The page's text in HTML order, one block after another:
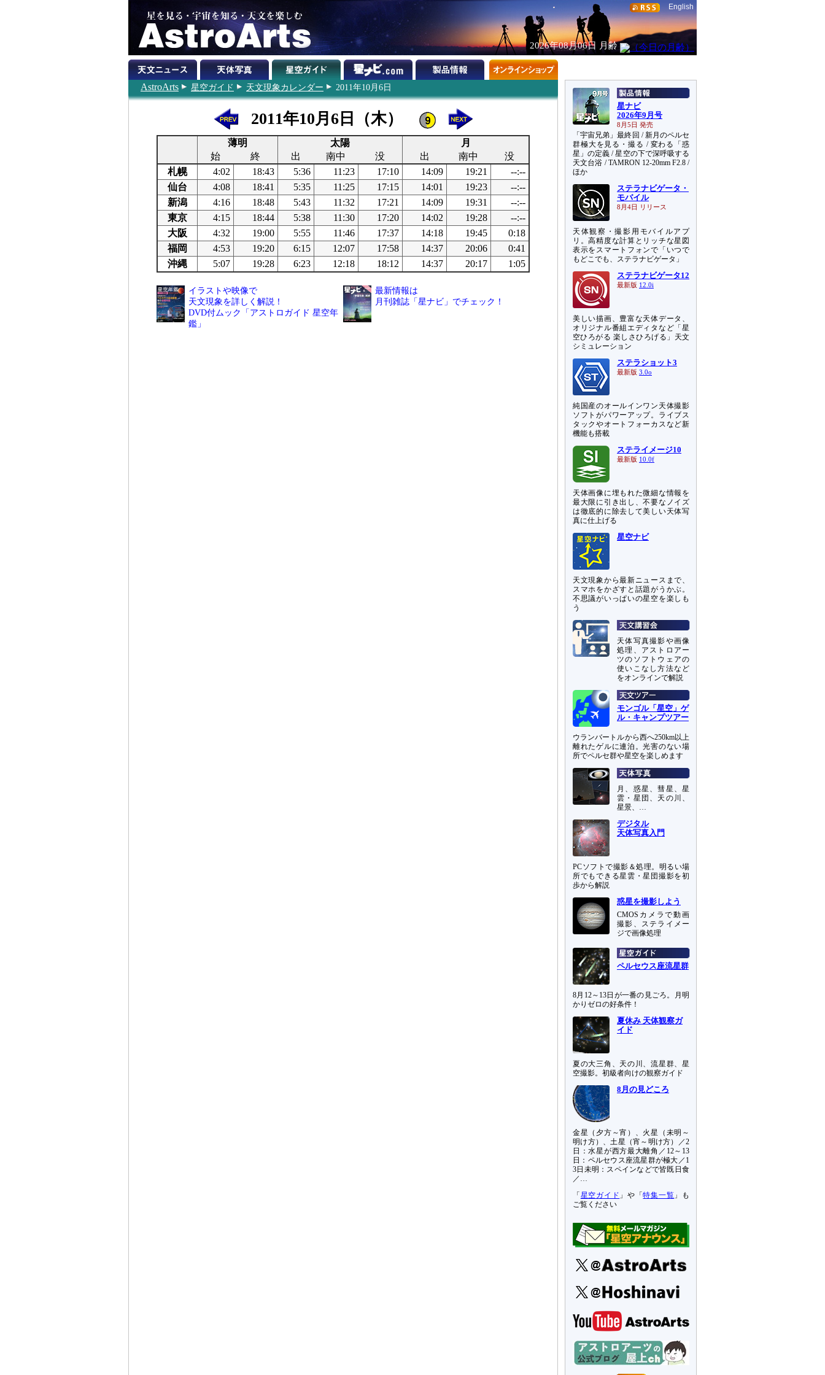
English
2026年08月06日 月齢
AstroArts 星空ガイド 天文現象カレンダー 2011年10月6日
2011年10月6日（木）
薄明 太陽
月
始
終 出 南中 没 出 南中
没
札幌
4:02 18:43 5:36 11:23 17:10 14:09 19:21
--:--
仙台
4:08 18:41 5:35 11:25 17:15 14:01 19:23
--:--
新潟
4:16 18:48 5:43 11:32 17:21 14:09 19:31
--:--
東京
4:15 18:44 5:38 11:30 17:20 14:02 19:28
--:--
大阪
4:32 19:00 5:55 11:46 17:37 14:18 19:45
0:18
福岡
4:53 19:20 6:15 12:07 17:58 14:37 20:06
0:41
沖縄
5:07 19:28 6:23 12:18 18:12 14:37 20:17 1:05
イラストや映像で
天文現象を詳しく解説！
DVD付ムック「アストロガイド 星空年
鑑」
最新情報は
月刊雑誌「星ナビ」でチェック！
星ナビ
2026年9月号
8月5日 発売
「宇宙兄弟」最終回 / 新月のペルセ
群極大を見る・撮る / 変わる「惑
星」の定義 / 星空の下で深呼吸する
天文台浴 / TAMRON 12-20mm F2.8 /
ほか
ステラナビゲータ・
モバイル
8月4日 リリース
天体観察・撮影用モバイルアプ
リ。高精度な計算とリッチな星図
表示をスマートフォンで「いつで
もどこでも、ステラナビゲータ」
ステラナビゲータ12
最新版 12.0i
美しい描画、豊富な天体データ、
オリジナル番組エディタなど「星
空ひろがる 楽しさひろげる」天文
シミュレーション
ステラショット3
最新版 3.0o
純国産のオールインワン天体撮影
ソフトがパワーアップ。ライブス
タックやオートフォーカスなど新
機能も搭載
ステライメージ10
最新版 10.0f
天体画像に埋もれた微細な情報を
最大限に引き出し、不要なノイズ
は徹底的に除去して美しい天体写
真に仕上げる
星空ナビ
天文現象から最新ニュースまで、
スマホをかざすと話題がうかぶ。
不思議がいっぱいの星空を楽しも
う
天体写真撮影や画像
処理、アストロアー
ツのソフトウェアの
使いこなし方法など
をオンラインで解説
モンゴル「星空」ゲ
ル・キャンプツアー
ウランバートルから西へ250km以上
離れたゲルに連泊。光害のない場
所でペルセ群や星空を楽しめます
月、惑星、彗星、星
雲・星団、天の川、
星景、…
デジタル
天体写真入門
PCソフトで撮影＆処理。明るい場
所でもできる星雲・星団撮影を初
歩から解説
惑星を撮影しよう
CMOSカメラで動画
撮影、ステライメー
ジで画像処理
ペルセウス座流星群
8月12～13日が一番の見ごろ。月明
かりゼロの好条件！
夏休み 天体観察ガ
イド
夏の大三角、天の川、流星群、星
空撮影。初級者向けの観察ガイド
8月の見どころ
金星（夕方～宵）、火星（未明～
明け方）、土星（宵～明け方）／2
日：水星が西方最大離角／12～13
日：ペルセウス座流星群が極大／1
3日未明：スペインなどで皆既日食
／…
「 星空ガイド 」や「特集一覧 」も
ご覧ください